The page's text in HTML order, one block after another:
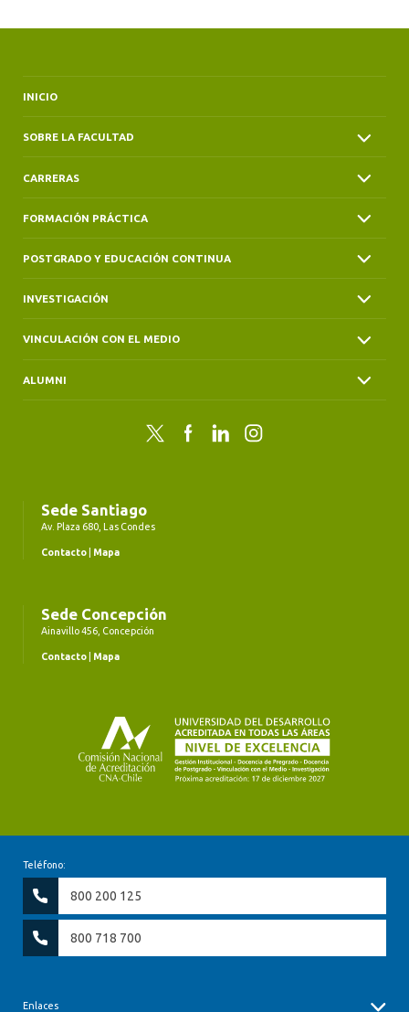
INICIO
SOBRE LA FACULTAD
CARRERAS
FORMACIÓN PRÁCTICA
POSTGRADO Y EDUCACIÓN CONTINUA
INVESTIGACIÓN
VINCULACIÓN CON EL MEDIO
ALUMNI
Twitter FacebookLinkedInInstagram
Sede Santiago
Av. Plaza 680, Las Condes
Contacto Mapa
Sede Concepción
Ainavillo 456, Concepción
Contacto Mapa
Teléfono:
800 200 125
800 718 700
Enlaces